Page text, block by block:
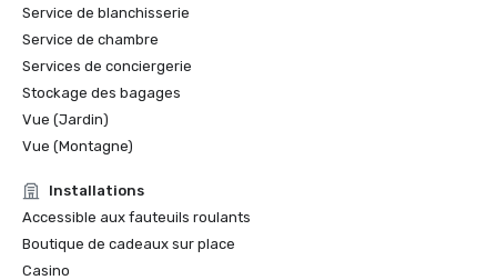
Service de blanchisserie
Service de chambre
Services de conciergerie
Stockage des bagages
Vue (Jardin)
Vue (Montagne)
Installations
Accessible aux fauteuils roulants
Boutique de cadeaux sur place
Casino